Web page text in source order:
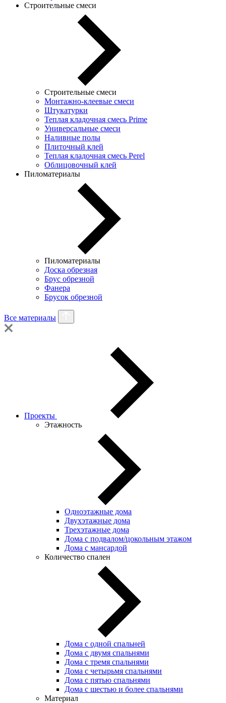
Строительные смеси
Строительные смеси
Монтажно-клеевые смеси
Штукатурки
Теплая кладочная смесь Prime
Универсальные смеси
Наливные полы
Плиточный клей
Теплая кладочная смесь Perel
Облицовочный клей
Пиломатериалы
Пиломатериалы
Доска обрезная
Брус обрезной
Фанера
Брусок обрезной
Все материалы
Проекты
Этажность
Одноэтажные дома
Двухэтажные дома
Трехэтажные дома
Дома с подвалом/цокольным этажом
Дома с мансардой
Количество спален
Дома с одной спальней
Дома с двумя спальнями
Дома с тремя спальнями
Дома с четырьмя спальнями
Дома с пятью спальнями
Дома с шестью и более спальнями
Материал